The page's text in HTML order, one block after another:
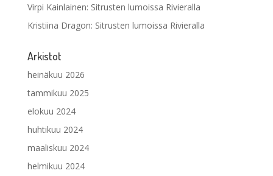
Virpi Kainlainen: Sitrusten lumoissa Rivieralla
Kristiina Dragon: Sitrusten lumoissa Rivieralla
Arkistot
heinäkuu 2026
tammikuu 2025
elokuu 2024
huhtikuu 2024
maaliskuu 2024
helmikuu 2024